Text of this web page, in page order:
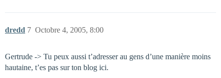
dredd Octobre 4, 2005, 8:00
7
Gertrude -> Tu peux aussi t’adresser au gens d’une manière moins
hautaine, t’es pas sur ton blog ici.